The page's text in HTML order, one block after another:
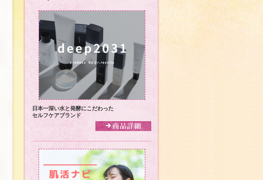
日本一深い水と発酵にこだわった
セルフケアブランド